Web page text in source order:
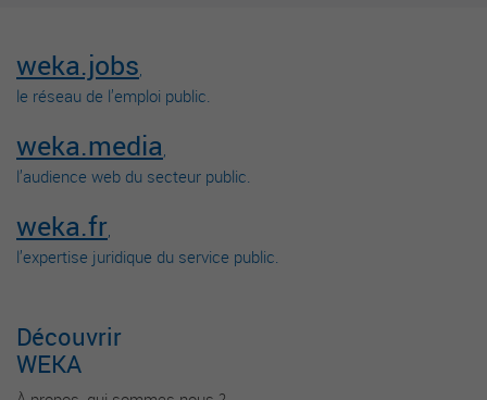
weka.jobs,
le réseau de l’emploi public.
weka.media,
l’audience web du secteur public.
weka.fr,
l’expertise juridique du service public.
Découvrir
WEKA